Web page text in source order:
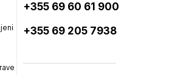
+355 69 60 61 900
+355 69 205 7938